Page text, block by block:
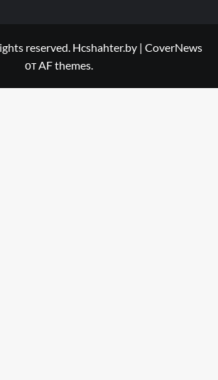
reserved. Hcshahter.by | CoverNews
от AF themes.